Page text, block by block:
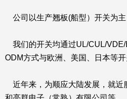
公司以生产翘板(船型）开关为主
我们的开关均通过UL/CUL/VDE/
ODM方式与欧洲、美国、日本等
近年来，为顺应大陆发展，就近